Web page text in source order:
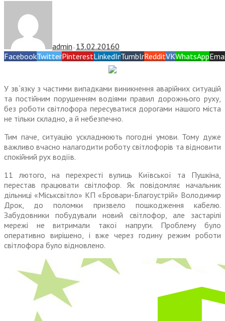
admin — 13.02.20160
FacebookTwitterPinterestLinkedInTumblrRedditVKWhatsApp
У зв`язку з частими випадками виникнення аварійних ситуацій
та постійним порушенням водіями правил дорожнього руху,
без роботи світлофора пересуватися дорогами нашого міста
не тільки складно, а й небезпечно.
Тим паче, ситуацію ускладнюють погодні умови. Тому дуже
важливо вчасно налагодити роботу світлофорів та відновити
спокійний рух водіїв.
11 лютого, на перехресті вулиць Київської та Пушкіна,
перестав працювати світлофор. Як повідомляє начальник
дільниці «Міськсвітло» КП «Бровари-Благоустрій» Володимир
Дрок, до поломки призвело пошкодження кабелю.
Забудовники побудували новий світлофор, але застарілі
мережі не витримали такої напруги. Проблему було
оперативно вирішено, і вже через годину режим роботи
світлофора було відновлено.